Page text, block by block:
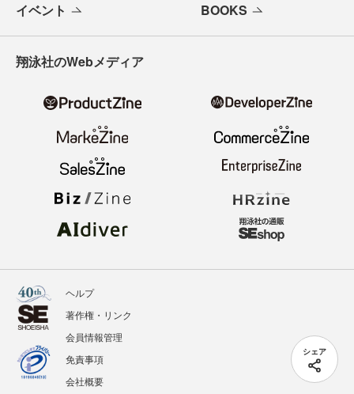
シェア
イベント BOOKS
翔泳社のWebメディア
ヘルプ
著作権・リンク
会員情報管理
免責事項
会社概要